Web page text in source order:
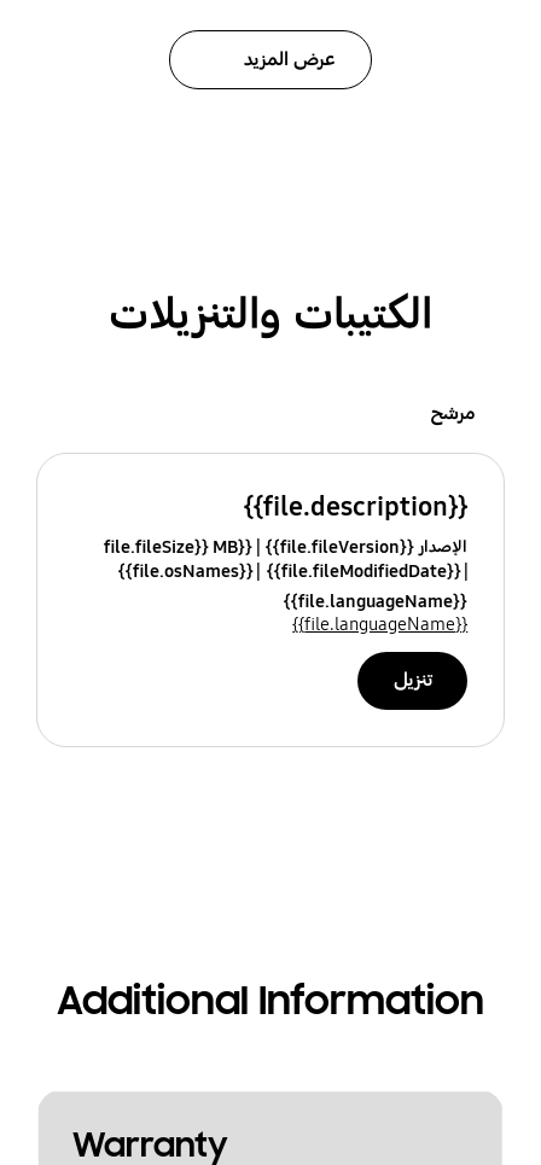
عرض المزيد
الكتيبات والتنزيلات
مرشح
{{file.description}}
الإصدار {{file.fileVersion}}
{{file.fileSize}} MB
{{file.fileModifiedDate}}
{{file.osNames}}
{{file.languageName}}
{{file.languageName}}
تنزيل
Additional Information
Warranty